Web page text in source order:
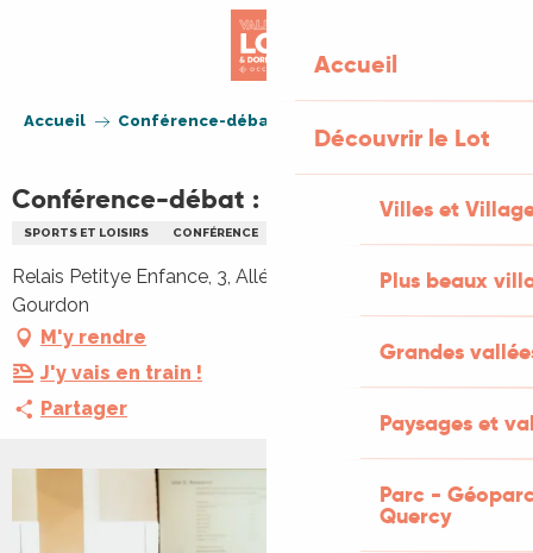
Accueil
Découvrir le Lot
Villes et
Plus beaux
Grandes
Paysages et
Parc -
Quercy
Accueil Conférence-débat : Les émotions
Conférence-débat : Les émotions
SPORTS ET LOISIRS CONFÉRENCE
Relais Petitye Enfance, 3, Allées François Rey, 46300
Gourdon
M'y rendre
J'y vais en train !
Partager